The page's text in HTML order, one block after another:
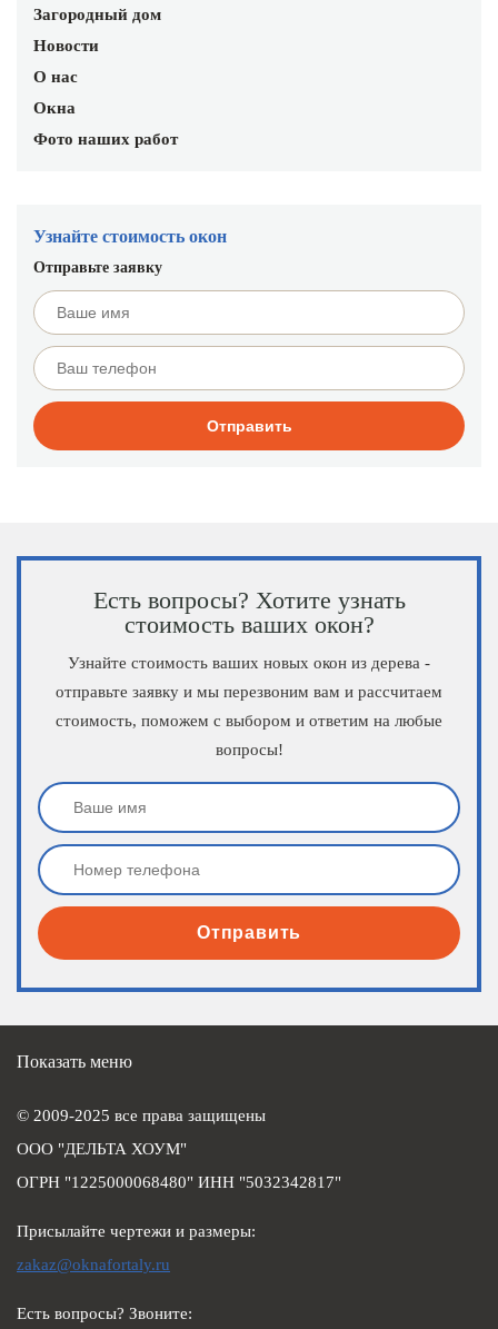
Загородный дом
Новости
О нас
Окна
Фото наших работ
Узнайте стоимость окон
Отправьте заявку
Есть вопросы? Хотите узнать
стоимость ваших окон?
Узнайте стоимость ваших новых окон из дерева -
отправьте заявку и мы перезвоним вам и рассчитаем
стоимость, поможем с выбором и ответим на любые
вопросы!
Отправить
Показать меню
© 2009-2025 все права защищены
ООО "ДЕЛЬТА ХОУМ"
ОГРН "1225000068480" ИНН "5032342817"
Присылайте чертежи и размеры:
zakaz@oknafortaly.ru
Есть вопросы? Звоните: